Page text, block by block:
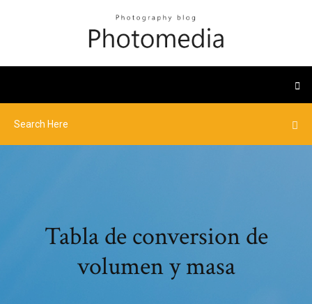
Tabla de conversion de
volumen y masa